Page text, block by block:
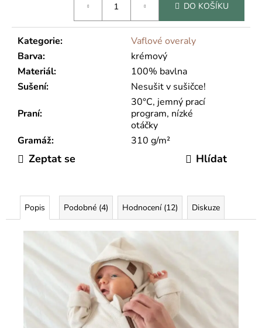
DO KOŠÍKU
Kategorie:
Vaflové overaly
Barva:
krémový
Materiál:
100% bavlna
Sušení: Nesušit v sušičce!
Praní:
30°C, jemný prací
program, nízké
otáčky
Gramáž: 310 g/m²
Zeptat se Hlídat
Popis Podobné (4) Hodnocení (12) Diskuze